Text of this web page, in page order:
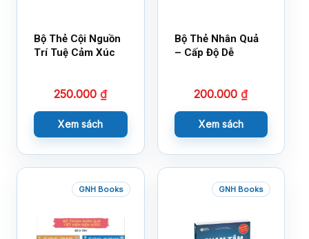
Bộ Thẻ Cội Nguồn
Trí Tuệ Cảm Xúc
250.000₫
Xem sách
Bộ Thẻ Nhân Quả
– Cấp Độ Dễ
200.000₫
Xem sách
GNH Books GNH Books